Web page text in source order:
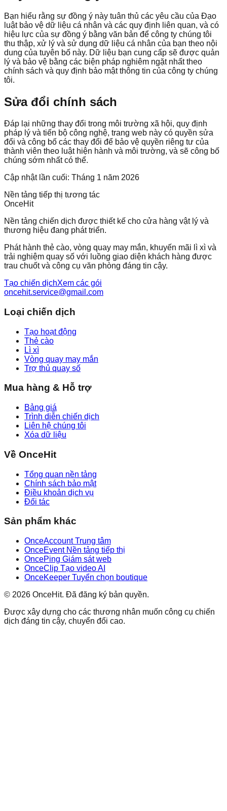
Bạn hiểu rằng sự đồng ý này tuân thủ các yêu cầu của Đạo
luật bảo vệ dữ liệu cá nhân và các quy định liên quan, và có
hiệu lực của sự đồng ý bằng văn bản để công ty chúng tôi
thu thập, xử lý và sử dụng dữ liệu cá nhân của bạn theo nội
dung của tuyên bố này. Dữ liệu bạn cung cấp sẽ được quản
lý và bảo vệ bằng các biện pháp nghiêm ngặt nhất theo
chính sách và quy định bảo mật thông tin của công ty chúng
tôi.
Sửa đổi chính sách
Đáp lại những thay đổi trong môi trường xã hội, quy định
pháp lý và tiến bộ công nghệ, trang web này có quyền sửa
đổi và công bố các thay đổi để bảo vệ quyền riêng tư của
thành viên theo luật hiện hành và môi trường, và sẽ công bố
chúng sớm nhất có thể.
Cập nhật lần cuối: Tháng 1 năm 2026
Nền tảng tiếp thị tương tác
OnceHit
Nền tảng chiến dịch được thiết kế cho cửa hàng vật lý và
thương hiệu đang phát triển.
Phát hành thẻ cào, vòng quay may mắn, khuyến mãi lì xì và
trải nghiệm quay số với luồng giao diện khách hàng được
trau chuốt và công cụ văn phòng đáng tin cậy.
Tạo chiến dịchXem các gói
oncehit.service@gmail.com
Loại chiến dịch
Tạo hoạt động
Thẻ cào
Lì xì
Vòng quay may mắn
Trợ thủ quay số
Mua hàng & Hỗ trợ
Bảng giá
Trình diễn chiến dịch
Liên hệ chúng tôi
Xóa dữ liệu
Về OnceHit
Tổng quan nền tảng
Chính sách bảo mật
Điều khoản dịch vụ
Đối tác
Sản phẩm khác
OnceAccount Trung tâm
OnceEvent Nền tảng tiếp thị
OncePing Giám sát web
OnceClip Tạo video AI
OnceKeeper Tuyển chọn boutique
© 2026 OnceHit. Đã đăng ký bản quyền.
Được xây dựng cho các thương nhân muốn công cụ chiến
dịch đáng tin cậy, chuyển đổi cao.